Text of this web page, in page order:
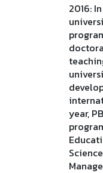
2016:
year,